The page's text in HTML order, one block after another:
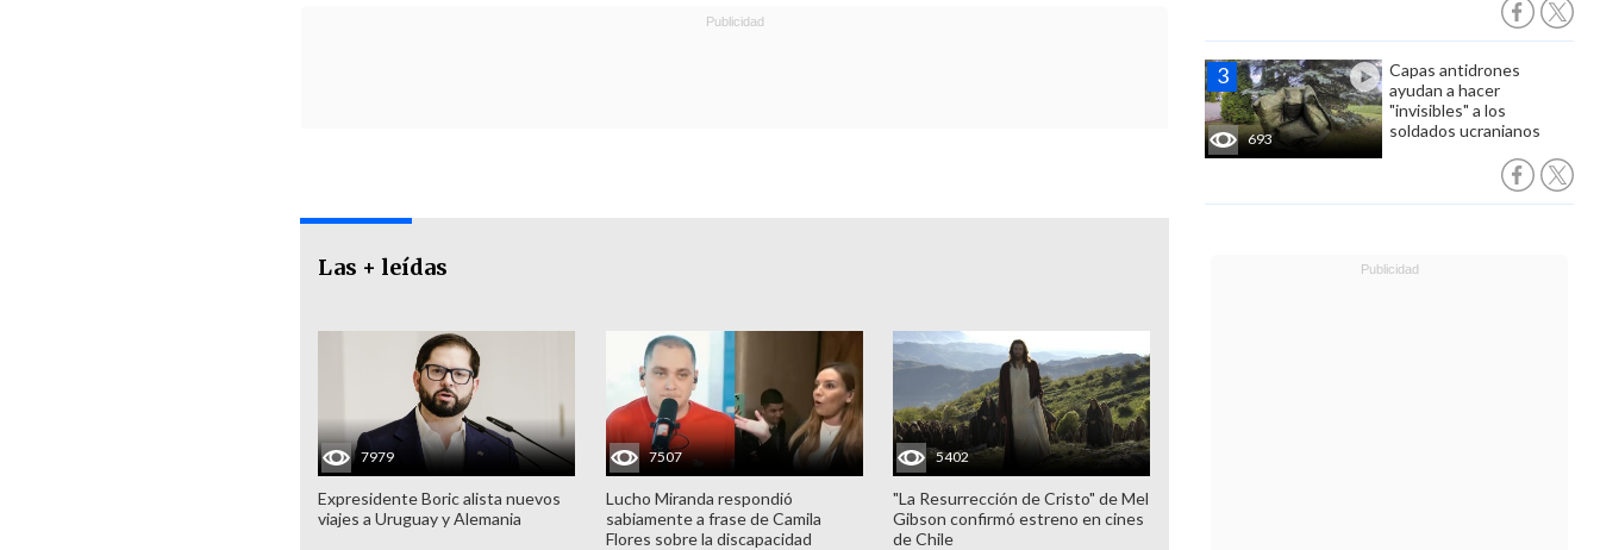
693
Capas antidrones
ayudan a hacer
"invisibles" a los
soldados ucranianos
Las + leídas
7979
Expresidente Boric alista nuevos
viajes a Uruguay y Alemania
7507
Lucho Miranda respondió
sabiamente a frase de Camila
Flores sobre la discapacidad
5402
"La Resurrección de Cristo" de Mel
Gibson confirmó estreno en cines
de Chile